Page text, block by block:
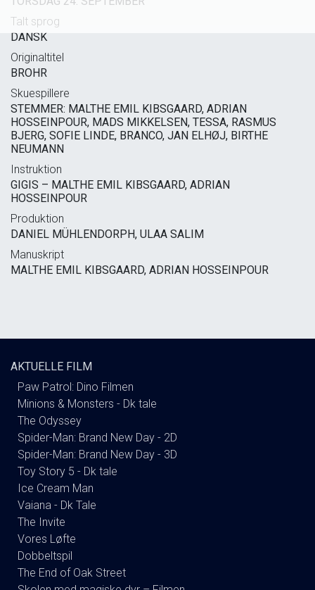
Talt sprog
DANSK
Originaltitel
BROHR
Skuespillere
STEMMER: MALTHE EMIL KIBSGAARD, ADRIAN
HOSSEINPOUR, MADS MIKKELSEN, TESSA, RASMUS
BJERG, SOFIE LINDE, BRANCO, JAN ELHØJ, BIRTHE
NEUMANN
Instruktion
GIGIS – MALTHE EMIL KIBSGAARD, ADRIAN
HOSSEINPOUR
Produktion
DANIEL MÜHLENDORPH, ULAA SALIM
Manuskript
MALTHE EMIL KIBSGAARD, ADRIAN HOSSEINPOUR
AKTUELLE FILM
Paw Patrol: Dino Filmen
Minions & Monsters - Dk tale
The Odyssey
Spider-Man: Brand New Day - 2D
Spider-Man: Brand New Day - 3D
Toy Story 5 - Dk tale
Ice Cream Man
Vaiana - Dk Tale
The Invite
Vores Løfte
Dobbeltspil
The End of Oak Street